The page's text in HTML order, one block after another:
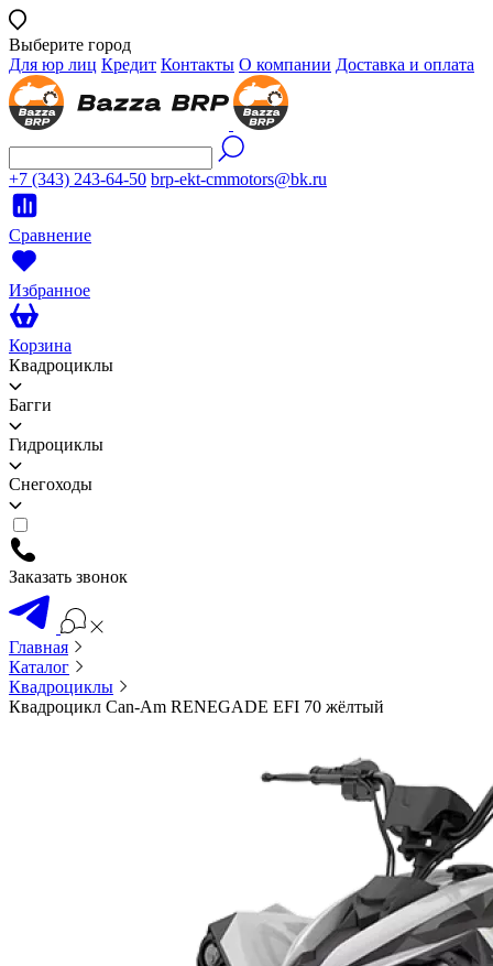
Выберите город
Для юр лиц Кредит Контакты О компании Доставка и оплата
+7 (343) 243-64-50 brp-ekt-cmmotors@bk.ru
Сравнение
Избранное
Корзина
Квадроциклы
Багги
Гидроциклы
Снегоходы
Заказать звонок
Главная
Каталог
Квадроциклы
Квадроцикл Can-Am RENEGADE EFI 70 жёлтый